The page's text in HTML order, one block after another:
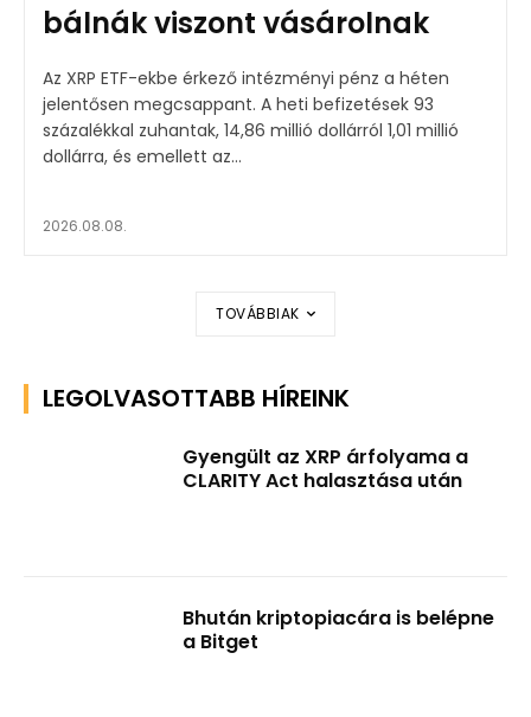
bálnák viszont vásárolnak
Az XRP ETF-ekbe érkező intézményi pénz a héten
jelentősen megcsappant. A heti befizetések 93
százalékkal zuhantak, 14,86 millió dollárról 1,01 millió
dollárra, és emellett az...
2026.08.08.
TOVÁBBIAK
LEGOLVASOTTABB HÍREINK
Gyengült az XRP árfolyama a
CLARITY Act halasztása után
Bhután kriptopiacára is belépne
a Bitget